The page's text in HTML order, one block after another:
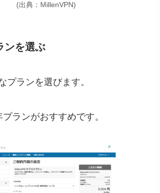
(出典：MillenVPN)
ンを選ぶ
プランを選びます。
ランがおすすめです。